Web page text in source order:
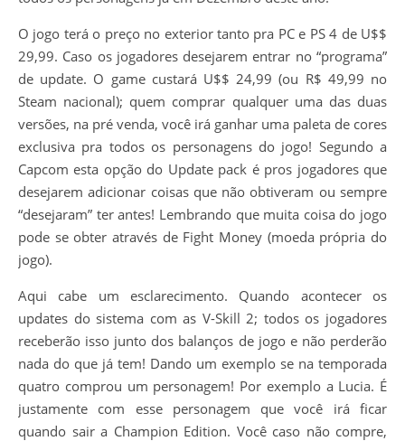
O jogo terá o preço no exterior tanto pra PC e PS 4 de U$$
29,99. Caso os jogadores desejarem entrar no “programa”
de update. O game custará U$$ 24,99 (ou R$ 49,99 no
Steam nacional); quem comprar qualquer uma das duas
versões, na pré venda, você irá ganhar uma paleta de cores
exclusiva pra todos os personagens do jogo! Segundo a
Capcom esta opção do Update pack é pros jogadores que
desejarem adicionar coisas que não obtiveram ou sempre
“desejaram” ter antes! Lembrando que muita coisa do jogo
pode se obter através de Fight Money (moeda própria do
jogo).
Aqui cabe um esclarecimento. Quando acontecer os
updates do sistema com as V-Skill 2; todos os jogadores
receberão isso junto dos balanços de jogo e não perderão
nada do que já tem! Dando um exemplo se na temporada
quatro comprou um personagem! Por exemplo a Lucia. É
justamente com esse personagem que você irá ficar
quando sair a Champion Edition. Você caso não compre,